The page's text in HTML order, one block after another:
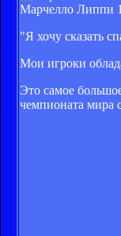
Марчелло Липпи
"Я хочу сказать
Мои игроки
Это самое
чемпионата мира